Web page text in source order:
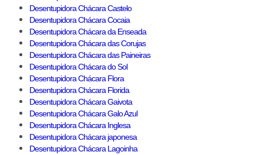
Desentupidora Chácara Castelo
Desentupidora Chácara Cocaia
Desentupidora Chácara da Enseada
Desentupidora Chácara das Corujas
Desentupidora Chácara das Paineiras
Desentupidora Chácara do Sol
Desentupidora Chácara Flora
Desentupidora Chácara Florida
Desentupidora Chácara Gaivota
Desentupidora Chácara Galo Azul
Desentupidora Chácara Inglesa
Desentupidora Chácara japonesa
Desentupidora Chácara Lagoinha